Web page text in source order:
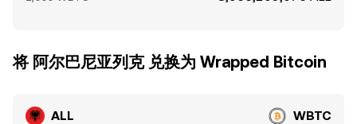
将 阿尔巴尼亚列克 兑换为 Wrapped Bitcoin
ALL WBTC